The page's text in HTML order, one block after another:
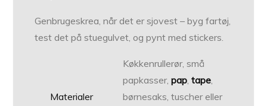
Genbrugeskrea, når det er sjovest – byg fartøj,
test det på stuegulvet, og pynt med stickers.
Materialer
Køkkenrullerør, små
papkasser,pap ,tape
børnesaks, tuscher eller